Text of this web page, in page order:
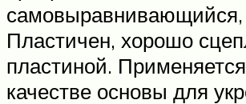
самовыравнивающийся,
Пластичен, хорошо
пластиной.
качестве основы для